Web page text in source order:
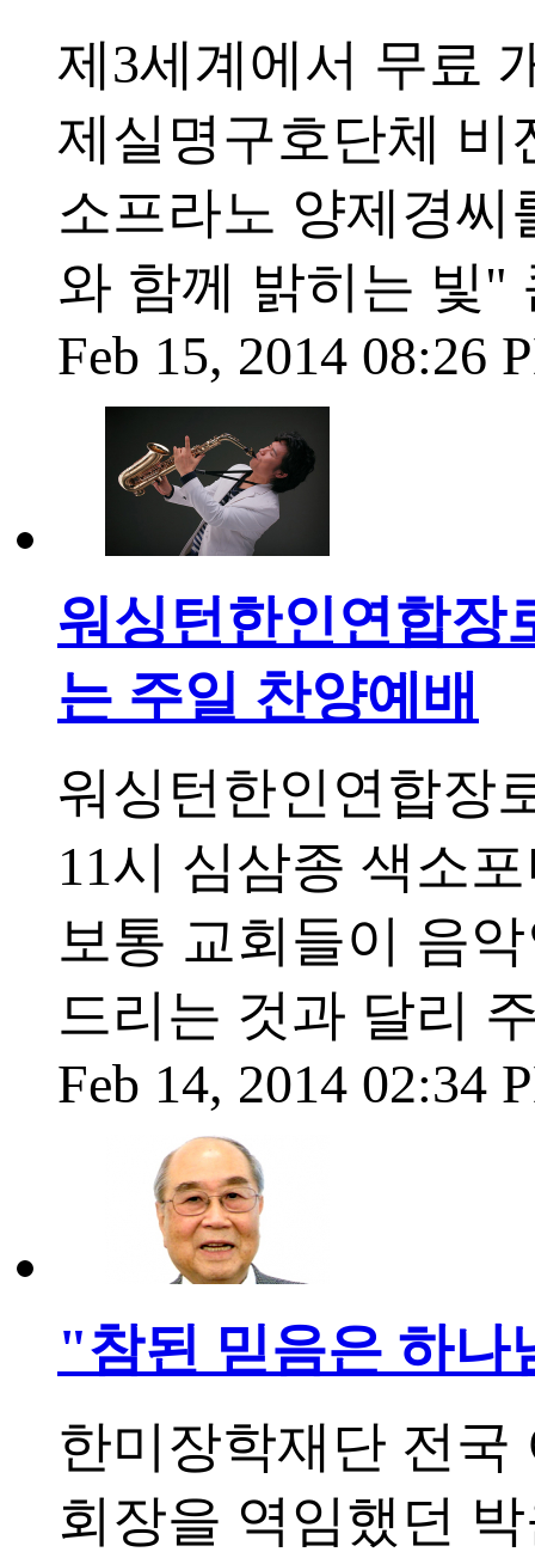
제3세계에서 무료
제실명구호단체 비
소프라노 양제경
와 함께 밝히는 빛
Feb 15, 2014 08:26
워싱턴한인연합장
는 주일 찬양예배
워싱턴한인연합장
11시 심삼종 색소
보통 교회들이 음
드리는 것과 달리
Feb 14, 2014 02:34
"참된 믿음은 하나
한미장학재단 전국
회장을 역임했던